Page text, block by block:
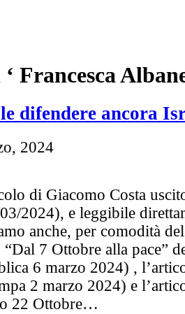
Francesca
difendere ancora
2024
di Giacomo Costa
2024), e leggibile
anche, per comodità
7 Ottobre alla pace”
6 marzo 2024) ,
2 marzo 2024) e
22 Ottobre…